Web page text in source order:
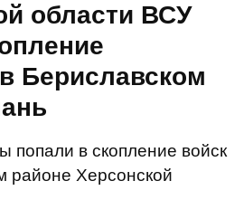
области ВСУ
Бериславском
попали в скопление войск
районе Херсонской